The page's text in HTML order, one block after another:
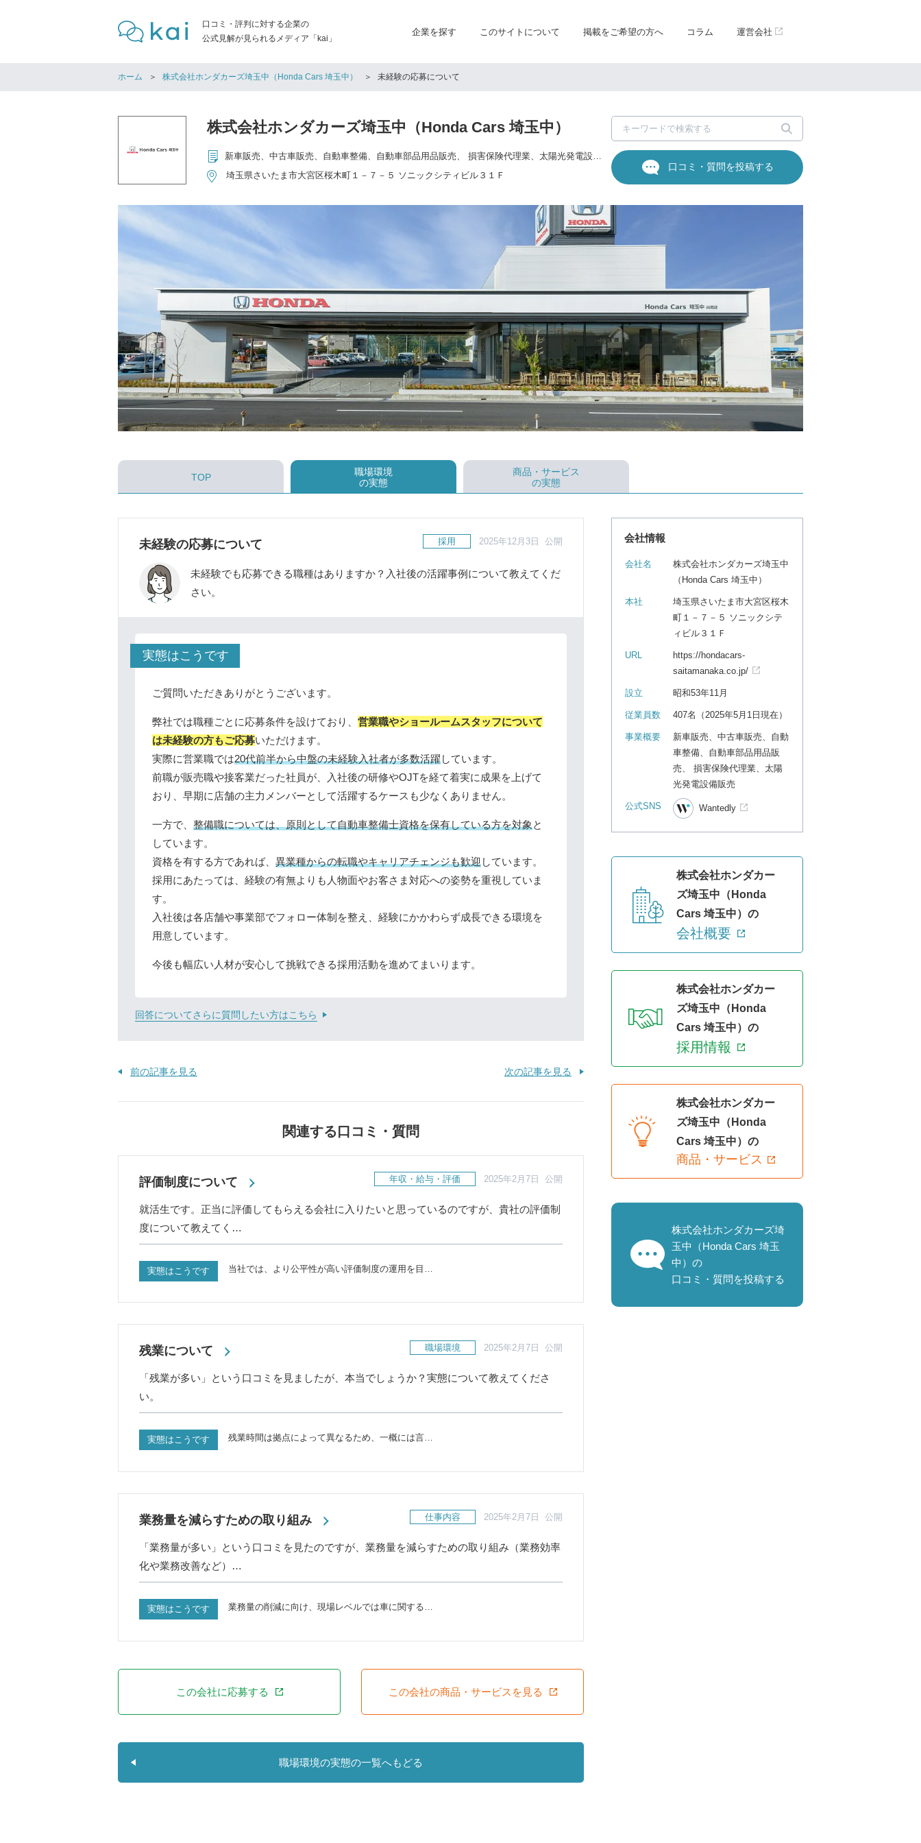
口コミ・評判に対する企業の
公式見解が見られるメディア「kai」
企業を探す このサイトについて 掲載をご希望の方へ コラム 運営会社
ホーム 株式会社ホンダカーズ埼玉中（Honda Cars 埼玉中） 未経験の応募について
株式会社ホンダカーズ埼玉中（Honda Cars 埼玉中）
新車販売、中古車販売、自動車整備、自動車部品用品販売、 損害保険代理業、太陽光発電設備販売
埼玉県さいたま市大宮区桜木町１－７－５ ソニックシティビル３１Ｆ
口コミ・質問を投稿する
TOP
商品・サービス
の実態
職場環境
の実態
未経験の応募について 採用 2025年12月3日 公開
未経験でも応募できる職種はありますか？入社後の活躍事例について教えてくだ
さい。
実態はこうです
ご質問いただきありがとうございます。
弊社では職種ごとに応募条件を設けており、 営業職やショールームスタッフについて
は未経験の方もご応募いただけます。
実際に営業職では20代前半から中盤の未経験入社者が多数活躍しています。
前職が販売職や接客業だった社員が、入社後の研修やOJTを経て着実に成果を上げて
おり、早期に店舗の主力メンバーとして活躍するケースも少なくありません。
一方で、 整備職については、原則として自動車整備士資格を保有している方を対象と
しています。
資格を有する方であれば、 異業種からの転職やキャリアチェンジも歓迎しています。
採用にあたっては、経験の有無よりも人物面やお客さま対応への姿勢を重視していま
す。
入社後は各店舗や事業部でフォロー体制を整え、経験にかかわらず成長できる環境を
用意しています。
今後も幅広い人材が安心して挑戦できる採用活動を進めてまいります。
回答についてさらに質問したい方はこちら
前の記事を見る 次の記事を見る
関連する口コミ・質問
評価制度について 年収・給与・評価 2025年2月7日 公開
就活生です。正当に評価してもらえる会社に入りたいと思っているのですが、貴社の評価制
度について教えてく…
実態はこうです 当社では、より公平性が高い評価制度の運用を目…
残業について 職場環境 2025年2月7日 公開
「残業が多い」という口コミを見ましたが、本当でしょうか？実態について教えてくださ
い。
実態はこうです 残業時間は拠点によって異なるため、一概には言…
業務量を減らすための取り組み 仕事内容 2025年2月7日 公開
「業務量が多い」という口コミを見たのですが、業務量を減らすための取り組み（業務効率
化や業務改善など）…
実態はこうです 業務量の削減に向け、現場レベルでは車に関する…
この会社に応募する この会社の商品・サービスを見る
職場環境の実態の一覧へもどる
会社情報
会社名
株式会社ホンダカーズ埼玉中
（Honda Cars 埼玉中）
本社
埼玉県さいたま市大宮区桜木
町１－７－５ ソニックシテ
ィビル３１Ｆ
URL
https://hondacars-
saitamanaka.co.jp/
設立 昭和53年11月
従業員数 407名（2025年5月1日現在）
事業概要
新車販売、中古車販売、自動
車整備、自動車部品用品販
売、 損害保険代理業、太陽
光発電設備販売
公式SNS Wantedly
株式会社ホンダカー
ズ埼玉中（Honda
Cars 埼玉中）の
会社概要
株式会社ホンダカー
ズ埼玉中（Honda
Cars 埼玉中）の
採用情報
株式会社ホンダカー
ズ埼玉中（Honda
Cars 埼玉中）の
商品・サービス
株式会社ホンダカーズ埼
玉中（Honda Cars 埼玉
中）の
口コミ・質問を投稿する